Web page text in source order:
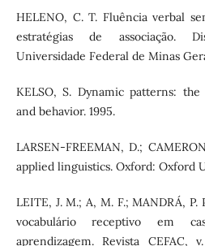
HELENO, C. T. Fluência verbal
estratégias de associação.
Universidade Federal de Minas
KELSO, S. Dynamic patterns:
and behavior. 1995.
LARSEN-FREEMAN, D.;
applied linguistics. Oxford: Oxford
LEITE, J. M.; A, M. F.; MANDRÁ,
vocabulário receptivo em
aprendizagem. Revista